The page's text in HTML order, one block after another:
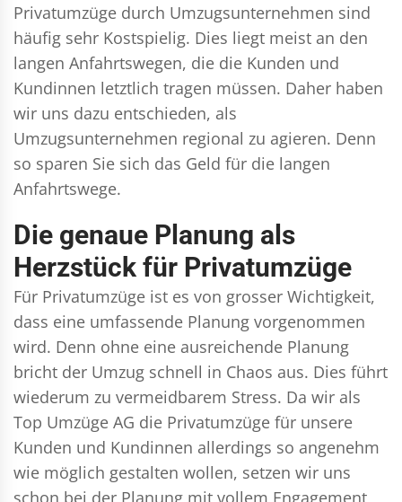
Privatumzüge durch Umzugsunternehmen sind
häufig sehr Kostspielig. Dies liegt meist an den
langen Anfahrtswegen, die die Kunden und
Kundinnen letztlich tragen müssen. Daher haben
wir uns dazu entschieden, als
Umzugsunternehmen regional zu agieren. Denn
so sparen Sie sich das Geld für die langen
Anfahrtswege.
Die genaue Planung als
Herzstück für Privatumzüge
Für Privatumzüge ist es von grosser Wichtigkeit,
dass eine umfassende Planung vorgenommen
wird. Denn ohne eine ausreichende Planung
bricht der Umzug schnell in Chaos aus. Dies führt
wiederum zu vermeidbarem Stress. Da wir als
Top Umzüge AG die Privatumzüge für unsere
Kunden und Kundinnen allerdings so angenehm
wie möglich gestalten wollen, setzen wir uns
schon bei der Planung mit vollem Engagement